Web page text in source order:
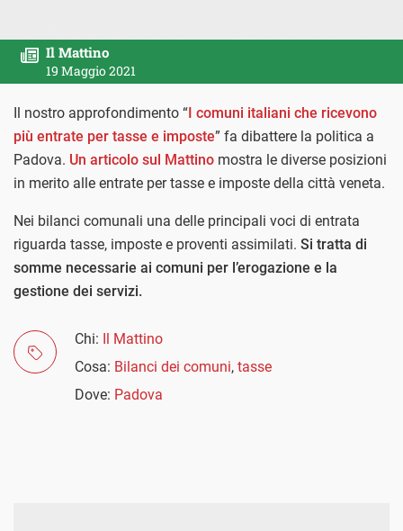
Il Mattino
19 Maggio 2021
Il nostro approfondimento “I comuni italiani che ricevono
più entrate per tasse e imposte” fa dibattere la politica a
Padova. Un articolo sul Mattino mostra le diverse posizioni
in merito alle entrate per tasse e imposte della città veneta.
Nei bilanci comunali una delle principali voci di entrata
riguarda tasse, imposte e proventi assimilati. Si tratta di
somme necessarie ai comuni per l’erogazione e la
gestione dei servizi.
Chi: Il Mattino
Cosa: Bilanci dei comuni, tasse
Dove: Padova